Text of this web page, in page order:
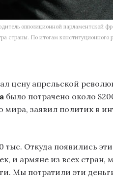
оппозиционной парламентской
страны. По итогам
цену апрельской
было потрачено около
мира, заявил политик в
Откуда появились
и армяне из всех стран,
Мы потратили эти